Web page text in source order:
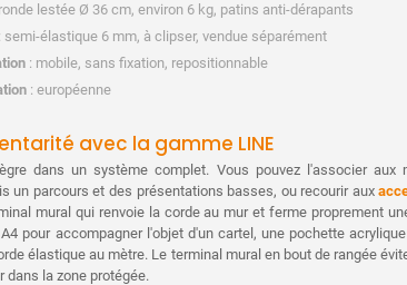
lestée Ø 36 cm, environ 6 kg, patins anti-dérapants
: semi-élastique 6 mm, à clipser, vendue séparément
: mobile, sans fixation, repositionnable
: européenne
avec la gamme LINE
dans un système complet. Vous pouvez l'associer aux
un parcours et des présentations basses, ou recourir aux
mural qui renvoie la corde au mur et ferme proprement
pour accompagner l'objet d'un cartel, une pochette
élastique au mètre. Le terminal mural en bout de rangée
dans la zone protégée.